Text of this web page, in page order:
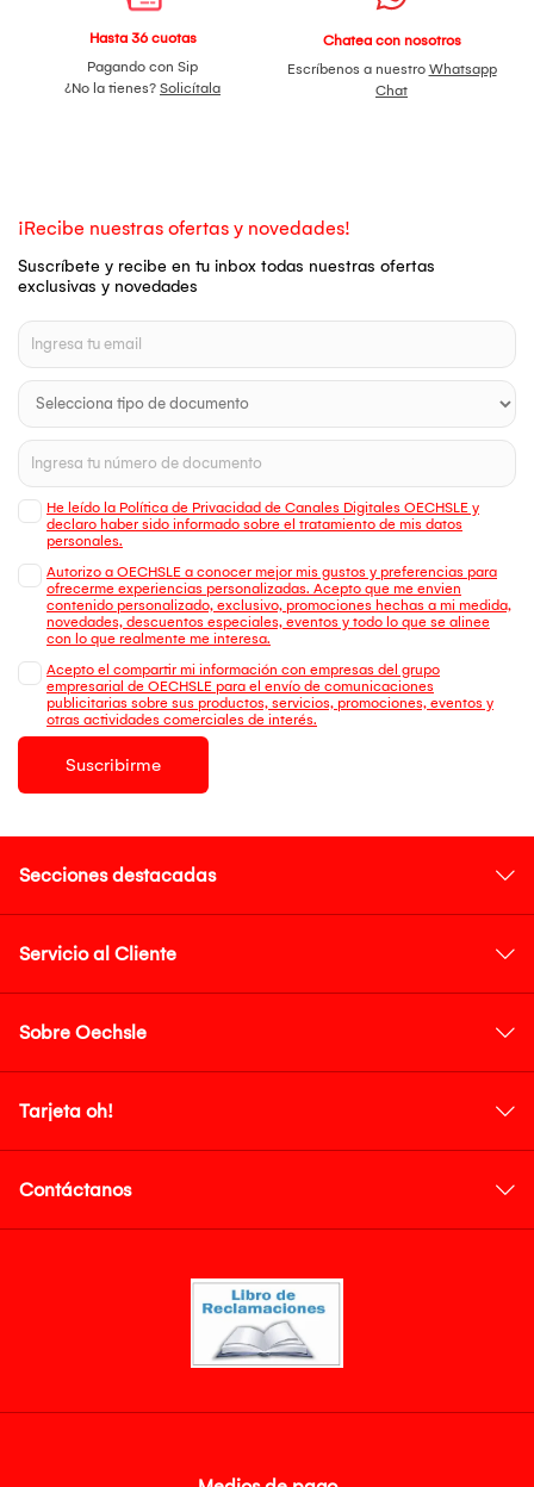
Hasta 36 cuotas
Pagando con Sip
¿No la tienes? Solicítala
Chatea con nosotros
Escríbenos a nuestro Whatsapp
Chat
¡Recibe nuestras ofertas y novedades!
Suscríbete y recibe en tu inbox todas nuestras ofertas
exclusivas y novedades
He leído la Política de Privacidad de Canales Digitales OECHSLE y
declaro haber sido informado sobre el tratamiento de mis datos
personales.
Autorizo a OECHSLE a conocer mejor mis gustos y preferencias para
ofrecerme experiencias personalizadas. Acepto que me envien
contenido personalizado, exclusivo, promociones hechas a mi medida,
novedades, descuentos especiales, eventos y todo lo que se alinee
con lo que realmente me interesa.
Acepto el compartir mi información con empresas del grupo
empresarial de OECHSLE para el envío de comunicaciones
publicitarias sobre sus productos, servicios, promociones, eventos y
otras actividades comerciales de interés.
Suscribirme
Secciones destacadas
Servicio al Cliente
Sobre Oechsle
Tarjeta oh!
Contáctanos